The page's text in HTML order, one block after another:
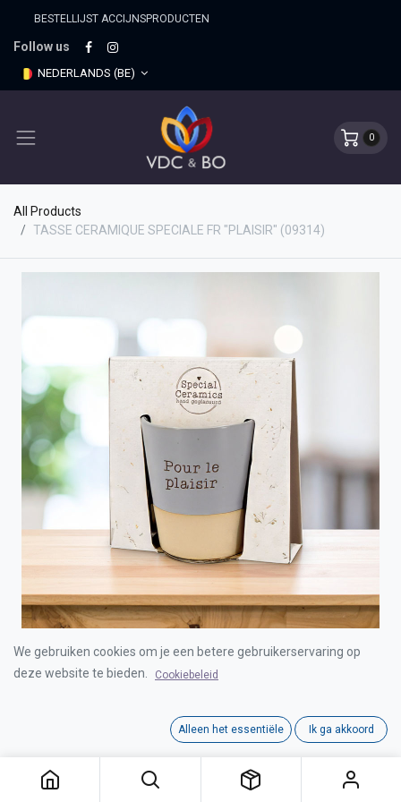
BESTELLIJST ACCIJNSPRO​DUCTEN
Follow us
NEDERLANDS (BE)
0
All Products
TASSE CERAMIQUE SPECIALE FR "PLAISIR" (09314)
TASSE CERAMIQUE SPECIALE FR "PLAISIR"
(09314)
Category: SPECIAL CERAMICS MUG
We gebruiken cookies om je een betere gebruikerservaring op
deze website te bieden.
Cookiebeleid
Alleen het essentiële Ik ga akkoord